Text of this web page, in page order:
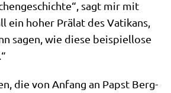
sagt mir mit
ein hoher Prä­lat des Vati­kans,
sagen, wie die­se bei­spiel­lo­se
die von Anfang an Papst Berg­